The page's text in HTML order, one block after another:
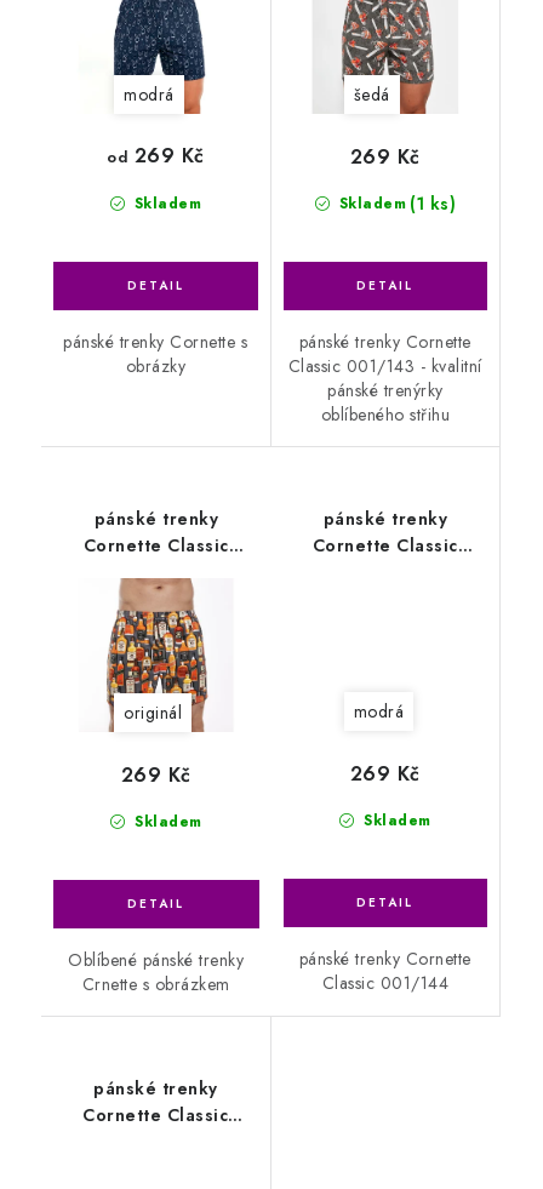
modrá
Skladem
od 269 Kč
pánské trenky Cornette s
obrázky
šedá
Skladem (1 ks)
269 Kč
pánské trenky Cornette
Classic 001/143 - kvalitní
pánské trenýrky
oblíbeného střihu
pánské trenky
Cornette Classic
originál
Skladem
269 Kč
Oblíbené pánské trenky
Crnette s obrázkem
pánské trenky
Cornette Classic
modrá
Skladem
269 Kč
pánské trenky Cornette
Classic 001/144
pánské trenky
Cornette Classic